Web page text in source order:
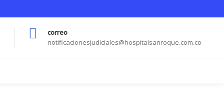
correo
notificacionesjudiciales@hospitalsanroque.com.co